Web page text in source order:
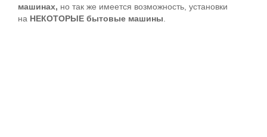
машинах, но так же имеется возможность, установки
на НЕКОТОРЫЕ бытовые машины